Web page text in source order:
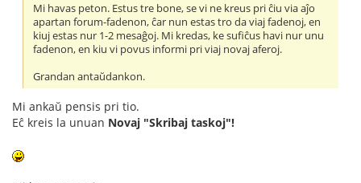
Mi havas peton. Estus tre bone, se vi ne kreus pri ĉiu via aĵo
apartan forum-fadenon, ĉar nun estas tro da viaj fadenoj, en
kiuj estas nur 1-2 mesaĝoj. Mi kredas, ke sufiĉus havi nur unu
fadenon, en kiu vi povus informi pri viaj novaj aferoj.
Grandan antaŭdankon.
Mi ankaŭ pensis pri tio.
Eĉ kreis la unuan Novaj "Skribaj taskoj"!